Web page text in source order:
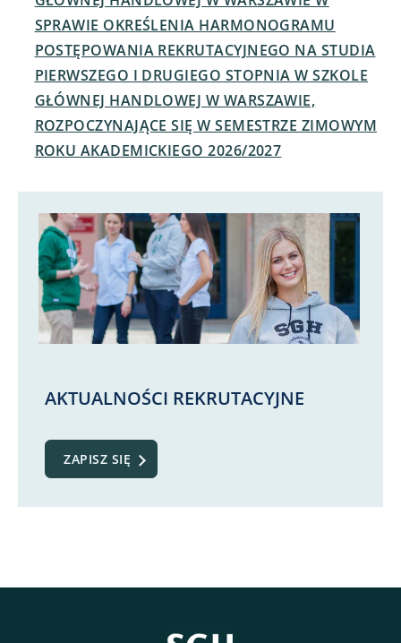
SPRAWIE OKREŚLENIA HARMONOGRAMU
POSTĘPOWANIA REKRUTACYJNEGO NA STUDIA
PIERWSZEGO I DRUGIEGO STOPNIA W SZKOLE
GŁÓWNEJ HANDLOWEJ W WARSZAWIE,
ROZPOCZYNAJĄCE SIĘ W SEMESTRZE ZIMOWYM
ROKU AKADEMICKIEGO 2026/2027
AKTUALNOŚCI REKRUTACYJNE
ZAPISZ SIĘ